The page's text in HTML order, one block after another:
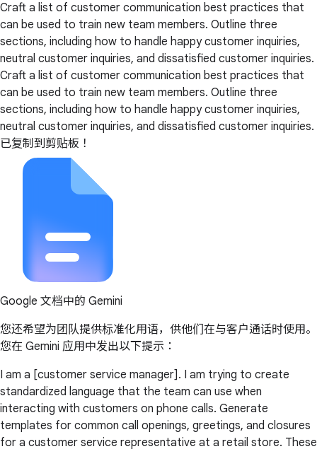
Craft a list of customer communication best practices that
can be used to train new team members. Outline three
sections, including how to handle happy customer inquiries,
neutral customer inquiries, and dissatisfied customer inquiries.
Craft a list of customer communication best practices that
can be used to train new team members. Outline three
sections, including how to handle happy customer inquiries,
neutral customer inquiries, and dissatisfied customer inquiries.
已复制到剪贴板！
Google 文档中的 Gemini
您还希望为团队提供标准化用语，供他们在与客户通话时使用。
您在 Gemini 应用中发出以下提示：
I am a [customer service manager]. I am trying to create
standardized language that the team can use when
interacting with customers on phone calls. Generate
templates for common call openings, greetings, and closures
for a customer service representative at a retail store. These